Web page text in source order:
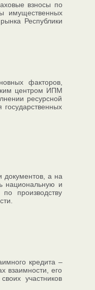
взносы по
имущественных
Республики
факторов,
центром ИПМ
ресурсной
документов, а на
национальную и
производству
кредита –
взаимности, его
участников